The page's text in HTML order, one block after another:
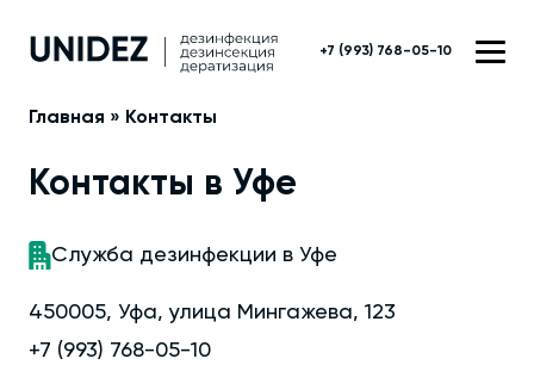
+7 (993) 768-05-10
Главная » Контакты
Контакты в Уфе
Служба дезинфекции в Уфе
450005, Уфа, улица Мингажева, 123
+7 (993) 768-05-10